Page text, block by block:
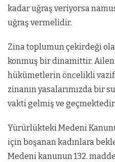
kadar uğraş veriyorsa
uğraş vermelidir.
Zina toplumun çekirdeği
konmuş bir dinamittir.
hükümetlerin öncelikli
zinanın yasalarımızda bir
vakti gelmiş ve geçmektedir.
Yürürlükteki Medeni
için boşanan kadınlara
Medeni kanunun 132.